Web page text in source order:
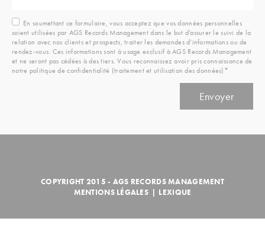
En soumettant ce formulaire, vous acceptez que vos données personnelles
soient utilisées par AGS Records Management dans le but d’assurer le suivi de la
relation avec nos clients et prospects, traiter les demandes d’informations ou de
rendez-vous. Ces informations sont à usage exclusif à AGS Records Management
et ne seront pas cédées à des tiers. Vous reconnaissez avoir pris connaissance de
notre politique de confidentialité (traitement et utilisation des données)*
COPYRIGHT 2015 - AGS RECORDS MANAGEMENT
MENTIONS LÉGALES | LEXIQUE